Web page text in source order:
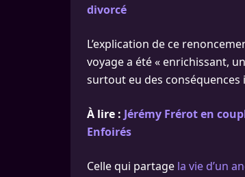
divorcé
L’explication de ce
voyage a été « enrichissant,
surtout eu des
À lire : Jérémy Frérot en
Enfoirés
Celle qui partage la vie d’un